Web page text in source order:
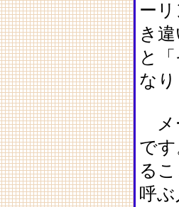
ー
き
と
なり
メ
で
る
呼